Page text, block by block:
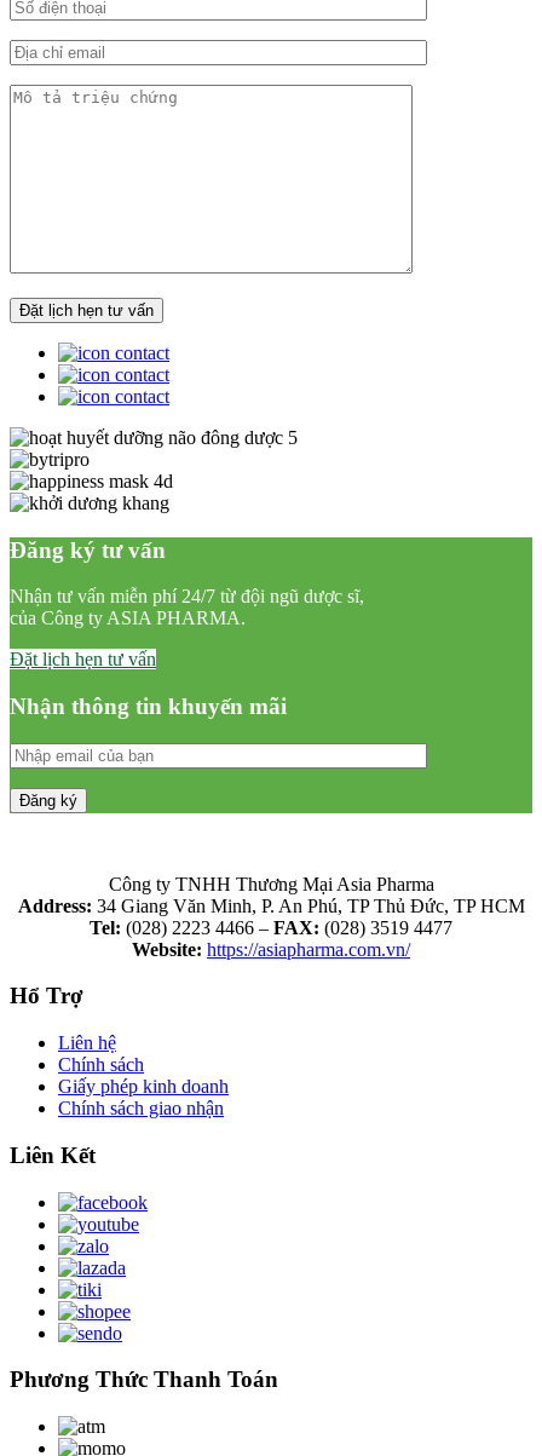
Đăng ký tư vấn
Nhận tư vấn miễn phí 24/7 từ đội ngũ dược sĩ,
của Công ty ASIA PHARMA.
Đặt lịch hẹn tư vấn
Nhận thông tin khuyến mãi
Công ty TNHH Thương Mại Asia Pharma
Address: 34 Giang Văn Minh, P. An Phú, TP Thủ Đức, TP HCM
Tel: (028) 2223 4466 – FAX: (028) 3519 4477
Website: https://asiapharma.com.vn/
Hổ Trợ
Liên hệ
Chính sách
Giấy phép kinh doanh
Chính sách giao nhận
Liên Kết
Phương Thức Thanh Toán